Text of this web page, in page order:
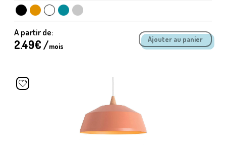
A partir de:
2.49€ /mois